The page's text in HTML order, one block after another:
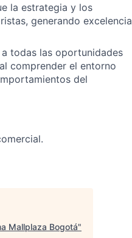
la estrategia y los
generando excelencia
todas las oportunidades
comprender el entorno
del
Mallplaza Bogotá"